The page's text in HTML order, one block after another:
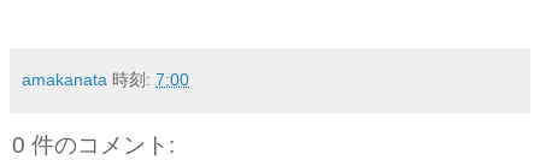
amakanata 時刻: 7:00
0 件のコメント: